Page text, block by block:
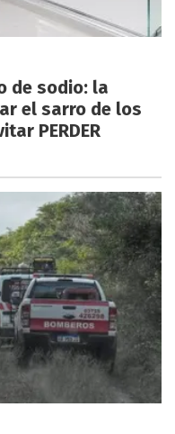
de sodio: la
el sarro de los
PERDER